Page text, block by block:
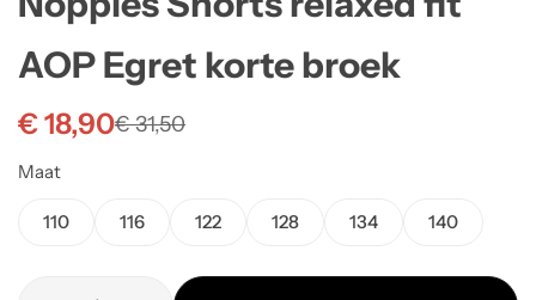
AOP Egret korte broek
€31,50
€18,90
Maat
110 116 122 128 134 140